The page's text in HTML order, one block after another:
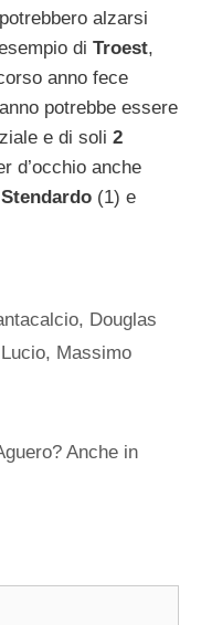
alzarsi
di Troest,
anno fece
potrebbe essere
e di soli 2
d’occhio anche
Stendardo (1) e
, Douglas
Lucio, Massimo
Anche in